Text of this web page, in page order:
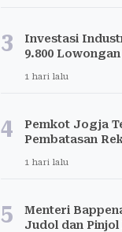
3
Investasi
9.800
1 hari lalu
4
Pemkot Jogja
Pembatasan
1 hari lalu
5
Menteri
Judol dan Pinjol